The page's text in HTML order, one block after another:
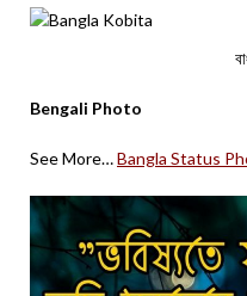
Bengali Photo
See More…Bangla Status